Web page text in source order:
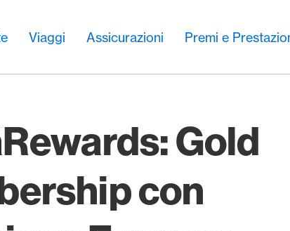
Viaggi Assicurazioni Premi e
Gold
con